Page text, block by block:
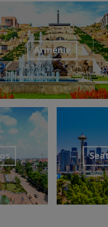
Arménie
Découvrir la destination